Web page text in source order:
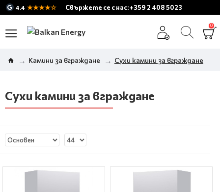
4.4 ★★★★☆ Свържете се с нас: +359 2 408 5023
0
Камини за вграждане Сухи камини за вграждане
Сухи камини за вграждане